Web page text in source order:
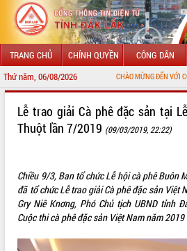
TRANG CHỦ CHÍNH QUYỀN CÔNG DÂN
Thứ năm, 06/08/2026CHÀO MỪNG ĐẾN VỚI CỔNG THÔNG TIN
GIỚI THIỆU
LÃNH ĐẠO UBND TỈNH
SỞ, BAN, NGÀNH
UBND CÁC XÃ, PHƯỜNG
THÔNG TIN CHỈ ĐẠO ĐIỀU HÀNH
Lễ trao giải Cà phê đặc sản tại
Thuột lần 7/2019 (09/03/2019, 22:22)
Chiều 9/3, Ban tổ chức Lễ hội cà phê Buôn
đã tổ chức Lễ trao giải Cà phê đặc sản Việt
Gry Niê Knơng, Phó Chủ tịch UBND tỉnh
Cuộc thi cà phê đặc sản Việt Nam năm